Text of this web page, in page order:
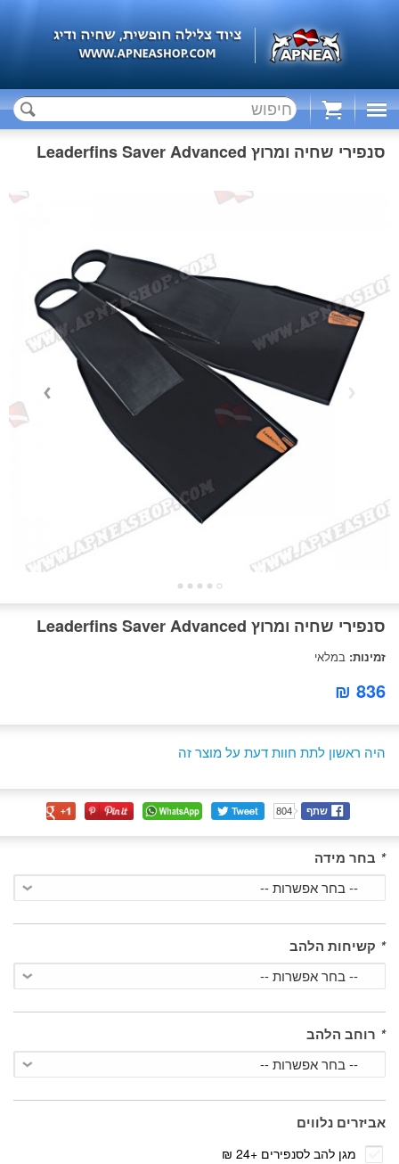
סנפירי שחיה ומרוץ Leaderfins Saver Advanced
סנפירי שחיה ומרוץ Leaderfins Saver Advanced
זמינות: במלאי
836 ₪
היה ראשון לתת חוות דעת על מוצר זה
שתף 804
* בחר מידה
* קשיחות הלהב
* רוחב הלהב
אביזרים נלווים
מגן להב לסנפירים +
24 ₪